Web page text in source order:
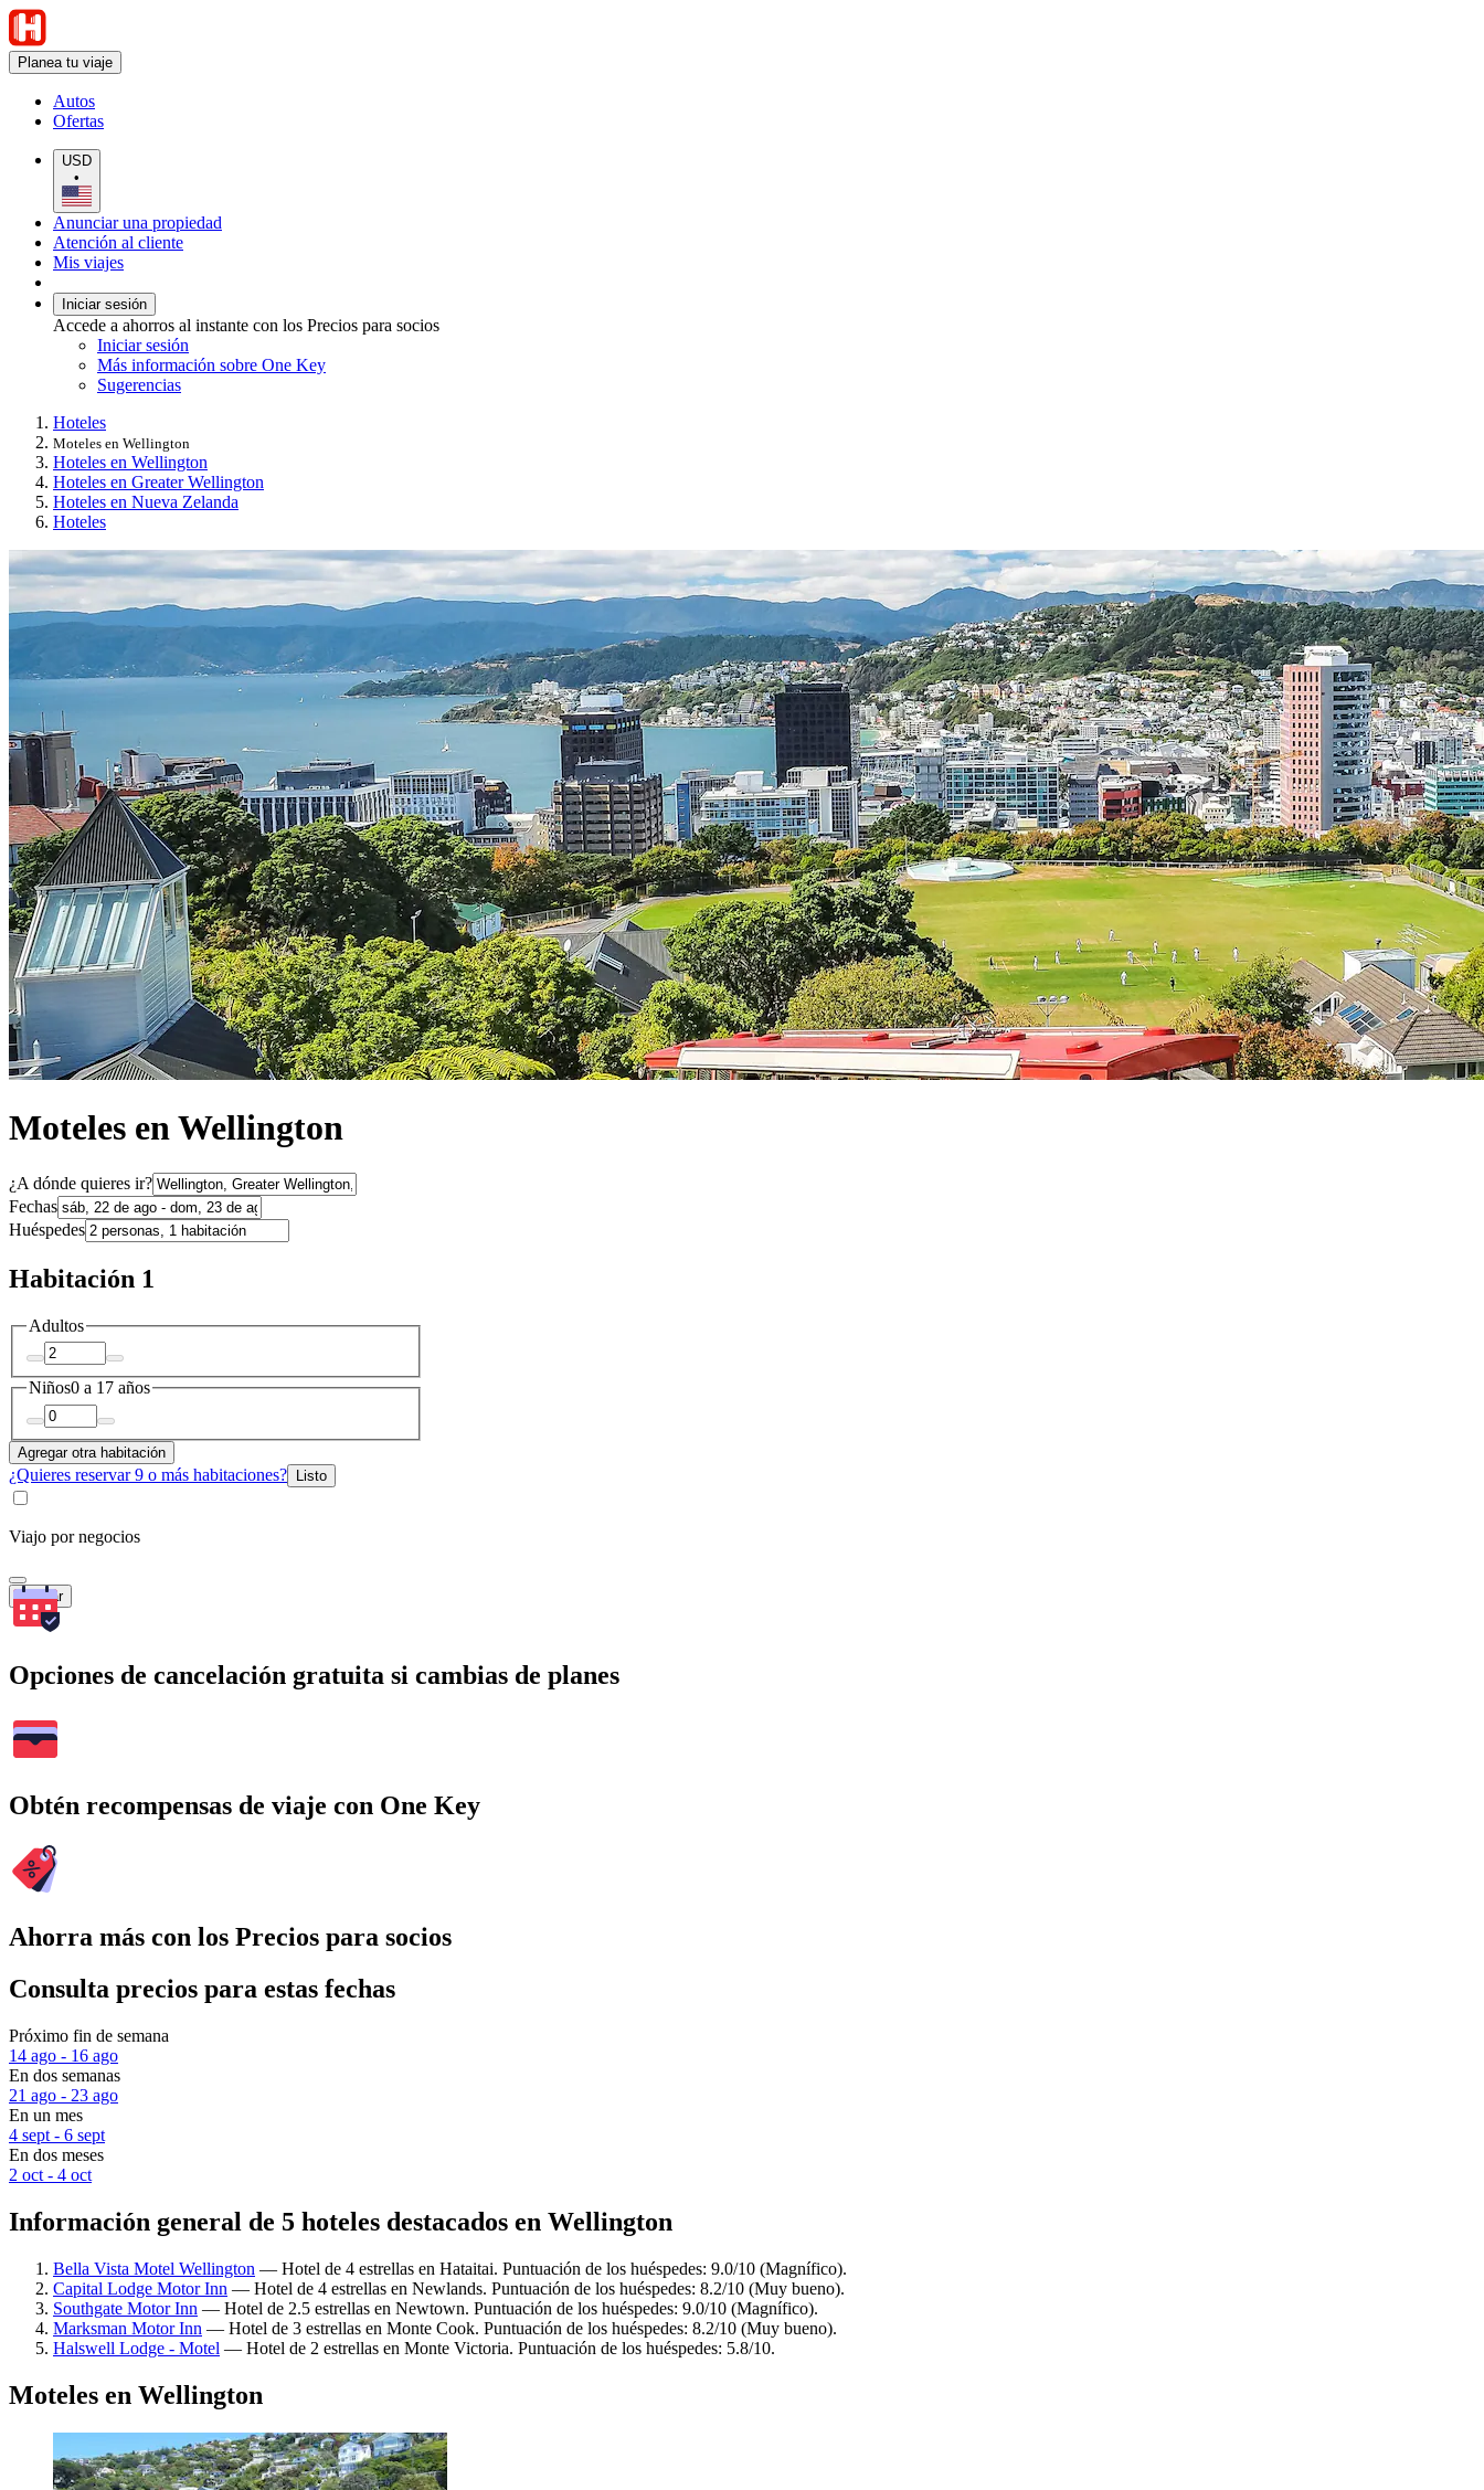
Planea tu viaje
Autos
Ofertas
USD
•
Anunciar una propiedad
Atención al cliente
Mis viajes
Iniciar sesión
Accede a ahorros al instante con los Precios para socios
Iniciar sesión
Más información sobre One Key
Sugerencias
Hoteles
Moteles en Wellington
Hoteles en Wellington
Hoteles en Greater Wellington
Hoteles en Nueva Zelanda
Hoteles
Moteles en Wellington
¿A dónde quieres ir?
Fechas
Huéspedes
Habitación 1
Adultos
Niños0 a 17 años
Agregar otra habitación
¿Quieres reservar 9 o más habitaciones? Listo
Viajo por negocios
Buscar
Opciones de cancelación gratuita si cambias de planes
Obtén recompensas de viaje con One Key
Ahorra más con los Precios para socios
Consulta precios para estas fechas
Próximo fin de semana
14 ago - 16 ago
En dos semanas
21 ago - 23 ago
En un mes
4 sept - 6 sept
En dos meses
2 oct - 4 oct
Información general de 5 hoteles destacados en Wellington
Bella Vista Motel Wellington — Hotel de 4 estrellas en Hataitai. Puntuación de los huéspedes: 9.0/10 (Magnífico).
Capital Lodge Motor Inn — Hotel de 4 estrellas en Newlands. Puntuación de los huéspedes: 8.2/10 (Muy bueno).
Southgate Motor Inn — Hotel de 2.5 estrellas en Newtown. Puntuación de los huéspedes: 9.0/10 (Magnífico).
Marksman Motor Inn — Hotel de 3 estrellas en Monte Cook. Puntuación de los huéspedes: 8.2/10 (Muy bueno).
Halswell Lodge - Motel — Hotel de 2 estrellas en Monte Victoria. Puntuación de los huéspedes: 5.8/10.
Moteles en Wellington